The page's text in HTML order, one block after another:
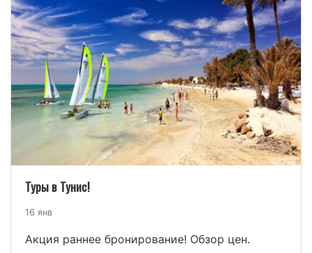
Туры в Тунис!
16 янв
Акция раннее бронирование! Обзор цен.